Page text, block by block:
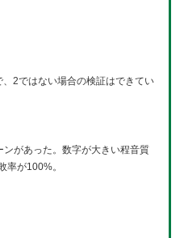
2ではない場合の検証はできてい
があった。数字が大きい程音質
率が100%。